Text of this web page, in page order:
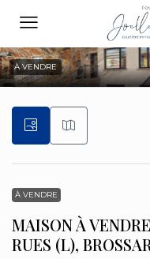
À VENDRE
À VENDRE
MAISON À
RUES (L),